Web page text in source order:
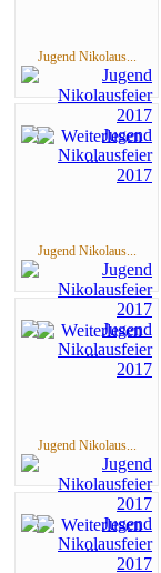
Jugend Nikolaus...
Jugend Nikolaus...
Jugend Nikolaus...